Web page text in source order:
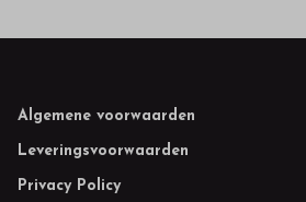
Footer
Algemene voorwaarden
Leveringsvoorwaarden
Privacy Policy